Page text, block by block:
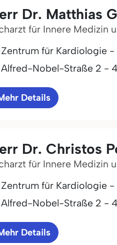
Dr. Matthias
für Innere Medizin
Zentrum für Kardiologie
Alfred-Nobel-Straße 2 - 4
Details
Dr. Christos
für Innere Medizin
Zentrum für Kardiologie
Alfred-Nobel-Straße 2 - 4
Details